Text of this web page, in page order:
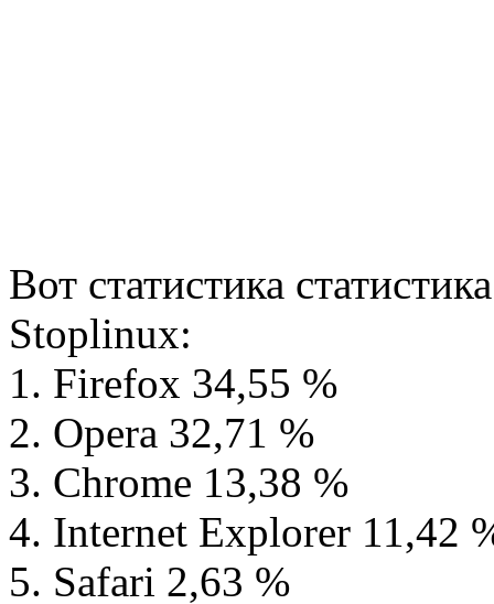
Вот статистика
Stoplinux:
1. Firefox 34,55 %
2. Opera 32,71 %
3. Chrome 13,38 %
4. Internet Explorer 11,42
5. Safari 2,63 %